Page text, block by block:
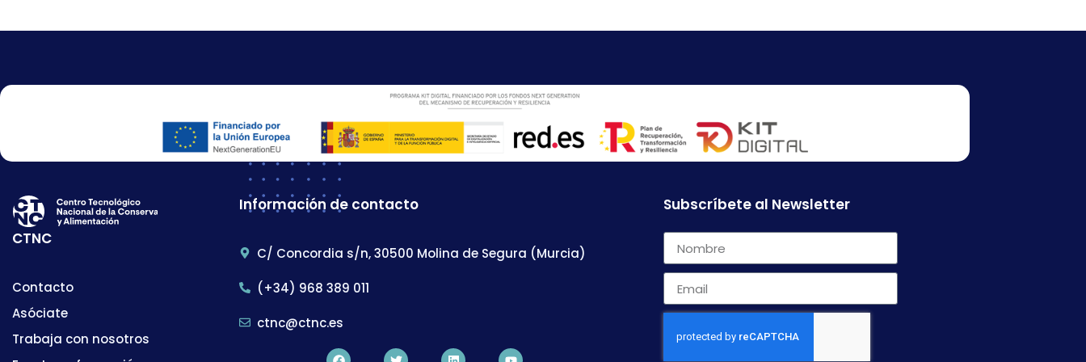
CTNC
Contacto
Asóciate
Trabaja con nosotros
Información de contacto
C/ Concordia s/n, 30500 Molina de Segura (Murcia)
(+34) 968 389 011
ctnc@ctnc.es
Subscríbete al Newsletter